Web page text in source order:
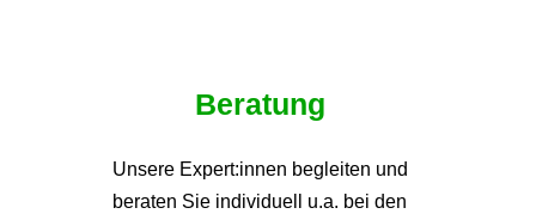
Beratung
Unsere Expert:innen begleiten und
beraten Sie individuell u.a. bei den